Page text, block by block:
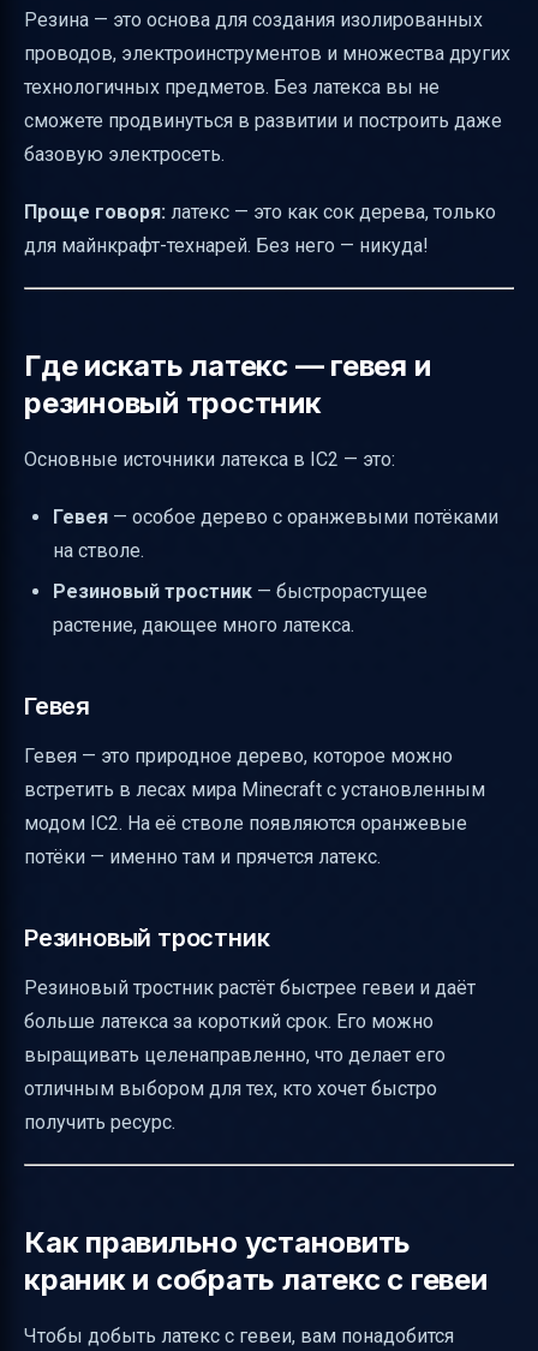
Минимальные материалы для первой
резины без экстрактора
Устройства и инструменты для добычи
латекса
управлению запасами
Визуальные и звуковые индикаторы
правильной добычи
латексом в IC2
Таблица основных терминов
Резина — это основа для создания изолированных
проводов, электроинструментов и множества других
технологичных предметов. Без латекса вы не
сможете продвинуться в развитии и построить даже
базовую электросеть.
Проще говоря: латекс — это как сок дерева, только
для майнкрафт-технарей. Без него — никуда!
Где искать латекс — гевея и
резиновый тростник
Основные источники латекса в IC2 — это:
Гевея — особое дерево с оранжевыми потёками
на стволе.
Резиновый тростник — быстрорастущее
растение, дающее много латекса.
Гевея
Гевея — это природное дерево, которое можно
встретить в лесах мира Minecraft с установленным
модом IC2. На её стволе появляются оранжевые
потёки — именно там и прячется латекс.
Резиновый тростник
Резиновый тростник растёт быстрее гевеи и даёт
больше латекса за короткий срок. Его можно
выращивать целенаправленно, что делает его
отличным выбором для тех, кто хочет быстро
получить ресурс.
Как правильно установить
краник и собрать латекс с гевеи
Чтобы добыть латекс с гевеи, вам понадобится